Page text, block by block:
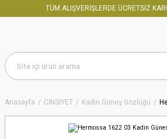
TÜM ALIŞVERİŞLERDE ÜCRETSİZ
Anasayfa CİNSİYET Kadın Güneş Gözlüğü